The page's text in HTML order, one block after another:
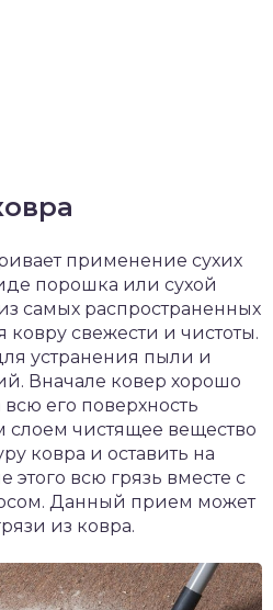
применение сухих
порошка или сухой
самых распространенных
свежести и чистоты.
устранения пыли и
Вначале ковер хорошо
его поверхность
чистящее вещество
ковра и оставить на
этого всю грязь вместе с
Данный прием может
из ковра.